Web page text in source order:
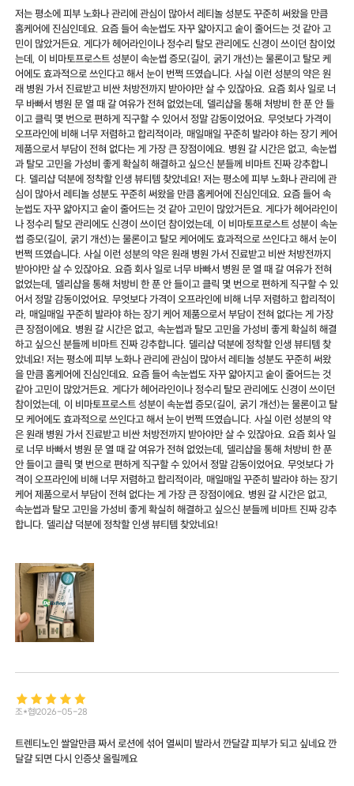
저는 평소에 피부 노화나 관리에 관심이 많아서 레티놀 성분도 꾸준히 써왔을 만큼
홈케어에 진심인데요. 요즘 들어 속눈썹도 자꾸 얇아지고 숱이 줄어드는 것 같아 고
민이 많았거든요. 게다가 헤어라인이나 정수리 탈모 관리에도 신경이 쓰이던 참이었
는데, 이 비마토프로스트 성분이 속눈썹 증모(길이, 굵기 개선)는 물론이고 탈모 케
어에도 효과적으로 쓰인다고 해서 눈이 번쩍 뜨였습니다. 사실 이런 성분의 약은 원
래 병원 가서 진료받고 비싼 처방전까지 받아야만 살 수 있잖아요. 요즘 회사 일로 너
무 바빠서 병원 문 열 때 갈 여유가 전혀 없었는데, 델리샵을 통해 처방비 한 푼 안 들
이고 클릭 몇 번으로 편하게 직구할 수 있어서 정말 감동이었어요. 무엇보다 가격이
오프라인에 비해 너무 저렴하고 합리적이라, 매일매일 꾸준히 발라야 하는 장기 케어
제품으로서 부담이 전혀 없다는 게 가장 큰 장점이에요. 병원 갈 시간은 없고, 속눈썹
과 탈모 고민을 가성비 좋게 확실히 해결하고 싶으신 분들께 비마트 진짜 강추합니
다. 델리샵 덕분에 정착할 인생 뷰티템 찾았네요! 저는 평소에 피부 노화나 관리에 관
심이 많아서 레티놀 성분도 꾸준히 써왔을 만큼 홈케어에 진심인데요. 요즘 들어 속
눈썹도 자꾸 얇아지고 숱이 줄어드는 것 같아 고민이 많았거든요. 게다가 헤어라인이
나 정수리 탈모 관리에도 신경이 쓰이던 참이었는데, 이 비마토프로스트 성분이 속눈
썹 증모(길이, 굵기 개선)는 물론이고 탈모 케어에도 효과적으로 쓰인다고 해서 눈이
번쩍 뜨였습니다. 사실 이런 성분의 약은 원래 병원 가서 진료받고 비싼 처방전까지
받아야만 살 수 있잖아요. 요즘 회사 일로 너무 바빠서 병원 문 열 때 갈 여유가 전혀
없었는데, 델리샵을 통해 처방비 한 푼 안 들이고 클릭 몇 번으로 편하게 직구할 수 있
어서 정말 감동이었어요. 무엇보다 가격이 오프라인에 비해 너무 저렴하고 합리적이
라, 매일매일 꾸준히 발라야 하는 장기 케어 제품으로서 부담이 전혀 없다는 게 가장
큰 장점이에요. 병원 갈 시간은 없고, 속눈썹과 탈모 고민을 가성비 좋게 확실히 해결
하고 싶으신 분들께 비마트 진짜 강추합니다. 델리샵 덕분에 정착할 인생 뷰티템 찾
았네요! 저는 평소에 피부 노화나 관리에 관심이 많아서 레티놀 성분도 꾸준히 써왔
을 만큼 홈케어에 진심인데요. 요즘 들어 속눈썹도 자꾸 얇아지고 숱이 줄어드는 것
같아 고민이 많았거든요. 게다가 헤어라인이나 정수리 탈모 관리에도 신경이 쓰이던
참이었는데, 이 비마토프로스트 성분이 속눈썹 증모(길이, 굵기 개선)는 물론이고 탈
모 케어에도 효과적으로 쓰인다고 해서 눈이 번쩍 뜨였습니다. 사실 이런 성분의 약
은 원래 병원 가서 진료받고 비싼 처방전까지 받아야만 살 수 있잖아요. 요즘 회사 일
로 너무 바빠서 병원 문 열 때 갈 여유가 전혀 없었는데, 델리샵을 통해 처방비 한 푼
안 들이고 클릭 몇 번으로 편하게 직구할 수 있어서 정말 감동이었어요. 무엇보다 가
격이 오프라인에 비해 너무 저렴하고 합리적이라, 매일매일 꾸준히 발라야 하는 장기
케어 제품으로서 부담이 전혀 없다는 게 가장 큰 장점이에요. 병원 갈 시간은 없고,
속눈썹과 탈모 고민을 가성비 좋게 확실히 해결하고 싶으신 분들께 비마트 진짜 강추
합니다. 델리샵 덕분에 정착할 인생 뷰티템 찾았네요!
조*협2026-05-28
트렌티노인 쌀알만큼 짜서 로션에 섞어 열씨미 발라서 깐달걀 피부가 되고 싶네요 깐
달걀 되면 다시 인증샷 올릴께요